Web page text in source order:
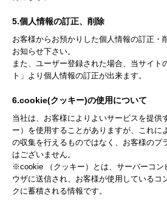
5.個人情報の訂正、削除
お客様からお預かりした個人情報の訂正・
お知らせ下さい。
また、ユーザー登録された場合、当サイト
ト」より個人情報の訂正が出来ます。
6.cookie(クッキー)の使用について
当社は、お客様によりよいサービスを提供
ー）を使用することがありますが、これに
の収集を行えるものではなく、お客様のプ
はございません。
※cookie （クッキー）とは、サーバーコン
ウザに送信され、お客様が使用しているコ
クに蓄積される情報です。